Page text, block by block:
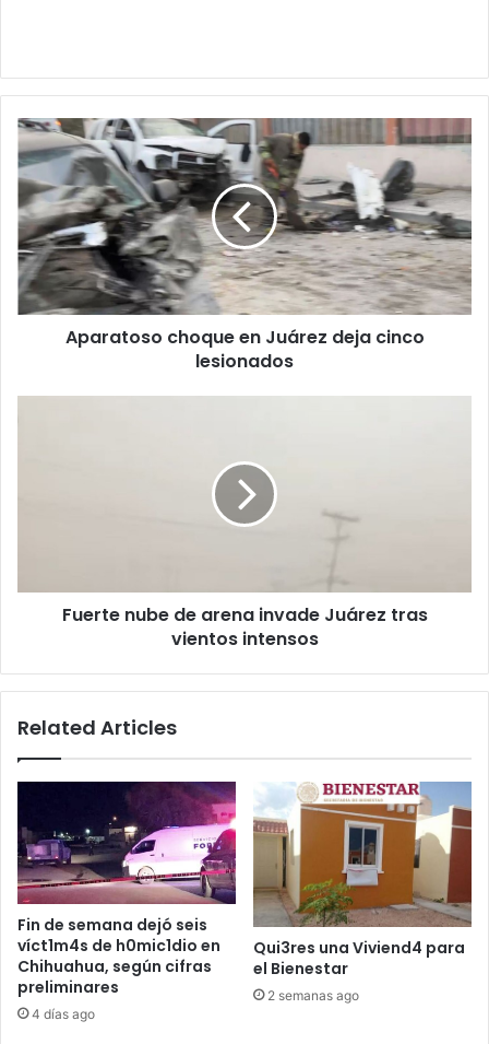
Aparatoso
choque
en
Juárez
deja
cinco
lesionados
Aparatoso choque en Juárez deja cinco
lesionados
intensos
Fuerte nube de arena invade Juárez tras
vientos intensos
Related Articles
Fin de semana dejó seis
víct1m4s de h0mic1dio en
Chihuahua, según cifras
preliminares
4 días ago
Qui3res una Viviend4 para
el Bienestar
2 semanas ago